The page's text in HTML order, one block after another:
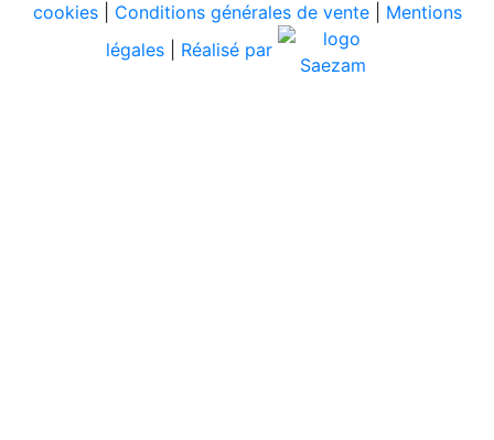
cookies| Conditions générales de vente| Mentions
légales
Réalisé par